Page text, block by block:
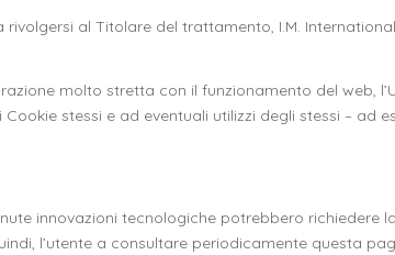
al Titolare del trattamento, I.M.
molto stretta con il funzionamento del web,
stessi e ad eventuali utilizzi degli stessi – ad
innovazioni tecnologiche potrebbero richiedere
l’utente a consultare periodicamente questa